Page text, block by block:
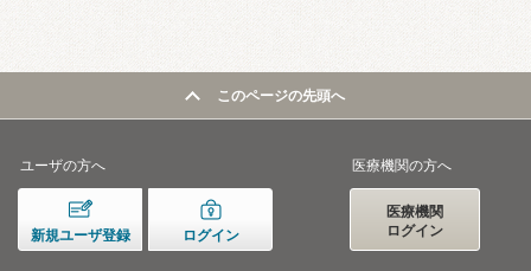
このページの先頭へ
ユーザの方へ
新規ユーザ登録 ログイン
医療機関の方へ
医療機関
ログイン